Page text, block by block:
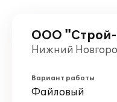
ООО "Строй-
Нижний
Вариант работы
Файловый